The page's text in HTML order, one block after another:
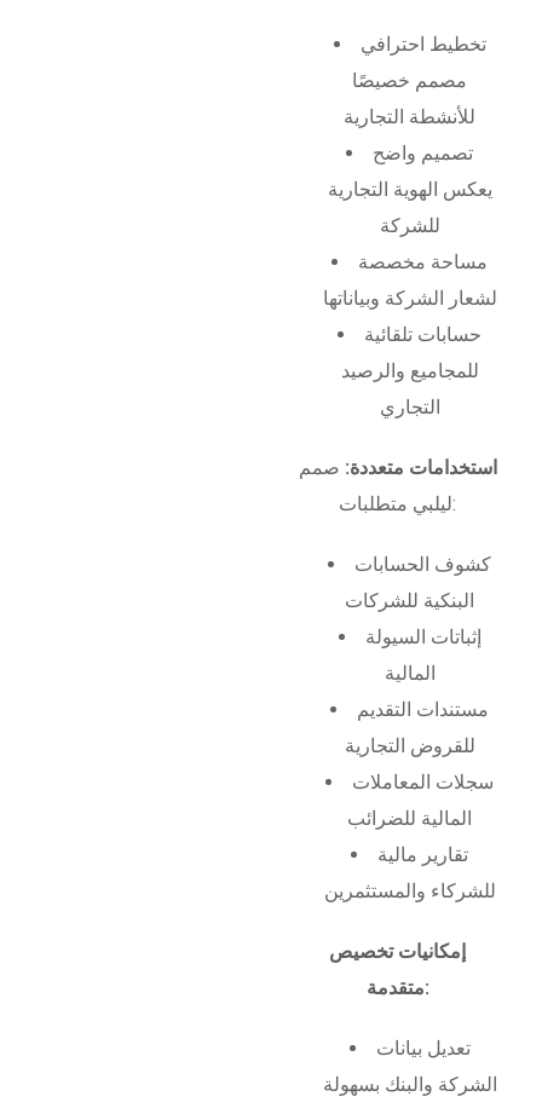
تخطيط احترافي
مصمم خصيصًا
للأنشطة التجارية
تصميم واضح
يعكس الهوية التجارية
للشركة
مساحة مخصصة
لشعار الشركة وبياناتها
حسابات تلقائية
للمجاميع والرصيد
التجاري
استخدامات متعددة: صمم
ليلبي متطلبات:
كشوف الحسابات
البنكية للشركات
إثباتات السيولة
المالية
مستندات التقديم
للقروض التجارية
سجلات المعاملات
المالية للضرائب
تقارير مالية
للشركاء والمستثمرين
إمكانيات تخصيص
متقدمة:
تعديل بيانات
الشركة والبنك بسهولة